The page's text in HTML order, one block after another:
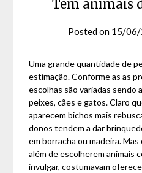
Tem animais
Posted on 15/
Uma grande quantidade de
estimação. Conforme as as
escolhas são variadas sendo
peixes, cães e gatos. Claro
aparecem bichos mais
donos tendem a dar
em borracha ou madeira.
além de escolherem animais
invulgar, costumavam